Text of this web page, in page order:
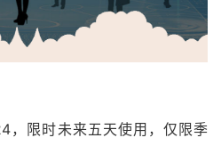
，限时未来五天使用，仅限季